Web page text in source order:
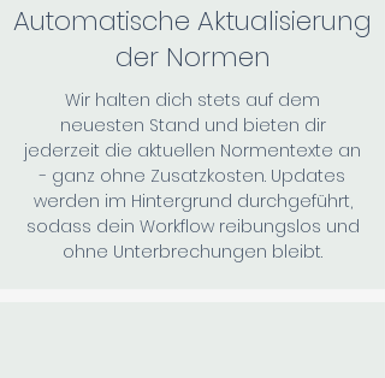
Automatische Aktualisierung
der Normen
Wir halten dich stets auf dem
neuesten Stand und bieten dir
jederzeit die aktuellen Normentexte an
- ganz ohne Zusatzkosten. Updates
werden im Hintergrund durchgeführt,
sodass dein Workflow reibungslos und
ohne Unterbrechungen bleibt.